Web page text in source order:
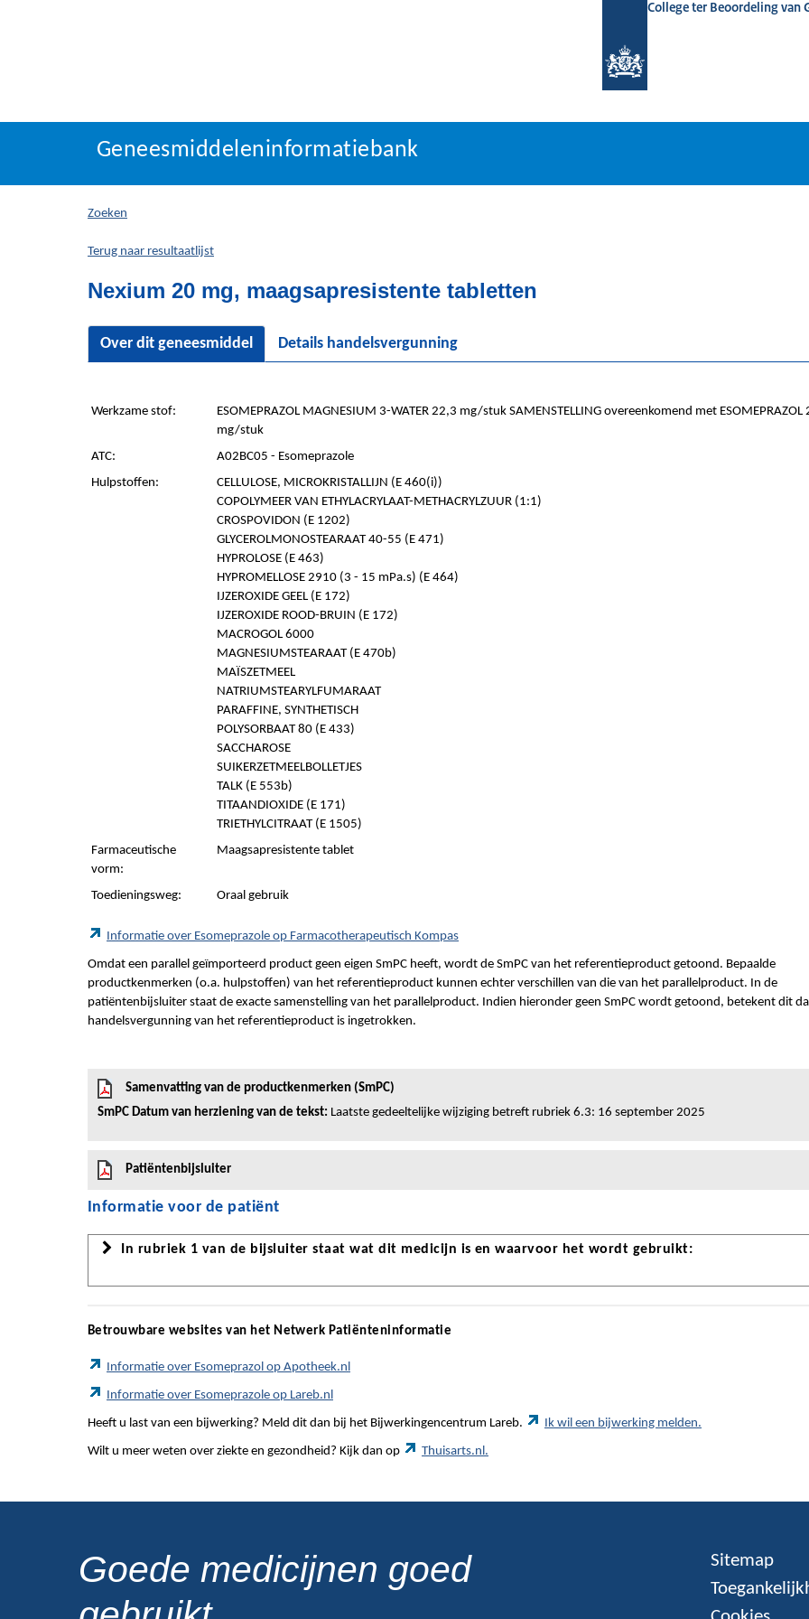
College ter Beoordeling van
Geneesmiddeleninformatiebank
U
hier:
Geneesmiddeleninformatiebank
Zoeken
Terug naar resultaatlijst
Nexium 20 mg, maagsapresistente tabletten
Over dit geneesmiddel Details handelsvergunning
Werkzame stof:
ESOMEPRAZOL MAGNESIUM 3-WATER 22,3 mg/stuk SAMENSTELLING overeenkomend met ESOMEPRAZOL
mg/stuk
ATC:
A02BC05 - Esomeprazole
Hulpstoffen:
CELLULOSE, MICROKRISTALLIJN (E 460(i))
COPOLYMEER VAN ETHYLACRYLAAT-METHACRYLZUUR (1:1)
CROSPOVIDON (E 1202)
GLYCEROLMONOSTEARAAT 40-55 (E 471)
HYPROLOSE (E 463)
HYPROMELLOSE 2910 (3 - 15 mPa.s) (E 464)
IJZEROXIDE GEEL (E 172)
IJZEROXIDE ROOD-BRUIN (E 172)
MACROGOL 6000
MAGNESIUMSTEARAAT (E 470b)
MAÏSZETMEEL
NATRIUMSTEARYLFUMARAAT
PARAFFINE, SYNTHETISCH
POLYSORBAAT 80 (E 433)
SACCHAROSE
SUIKERZETMEELBOLLETJES
TALK (E 553b)
TITAANDIOXIDE (E 171)
TRIETHYLCITRAAT (E 1505)
Farmaceutische
vorm:
Maagsapresistente tablet
Toedieningsweg: Oraal gebruik
Informatie over Esomeprazole op Farmacotherapeutisch Kompas
Omdat een parallel geïmporteerd product geen eigen SmPC heeft, wordt de SmPC van het referentieproduct getoond. Bepaalde
productkenmerken (o.a. hulpstoffen) van het referentieproduct kunnen echter verschillen van die van het parallelproduct. In de
patiëntenbijsluiter staat de exacte samenstelling van het parallelproduct. Indien hieronder geen SmPC wordt getoond, betekent dit
handelsvergunning van het referentieproduct is ingetrokken.
Samenvatting van de productkenmerken (SmPC)
SmPC Datum van herziening van de tekst: Laatste gedeeltelijke wijziging betreft rubriek 6.3: 16 september 2025
Patiëntenbijsluiter
Informatie voor de patiënt
In rubriek 1 van de bijsluiter staat wat dit medicijn is en waarvoor het wordt gebruikt:
Betrouwbare websites van het Netwerk Patiënteninformatie
Informatie over Esomeprazol op Apotheek.nl
Informatie over Esomeprazole op Lareb.nl
Heeft u last van een bijwerking? Meld dit dan bij het Bijwerkingencentrum Lareb. Ik wil een bijwerking melden.
Wilt u meer weten over ziekte en gezondheid? Kijk dan op Thuisarts.nl.
Goede medicijnen goed
Sitemap